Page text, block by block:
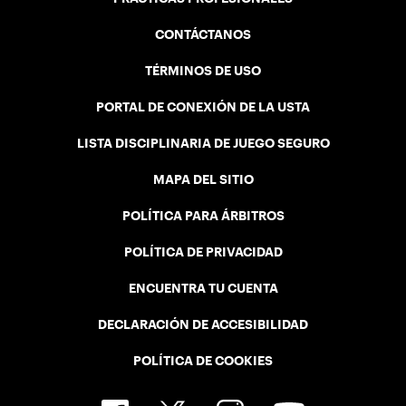
CONTÁCTANOS
TÉRMINOS DE USO
PORTAL DE CONEXIÓN DE LA USTA
LISTA DISCIPLINARIA DE JUEGO SEGURO
MAPA DEL SITIO
POLÍTICA PARA ÁRBITROS
POLÍTICA DE PRIVACIDAD
ENCUENTRA TU CUENTA
DECLARACIÓN DE ACCESIBILIDAD
POLÍTICA DE COOKIES